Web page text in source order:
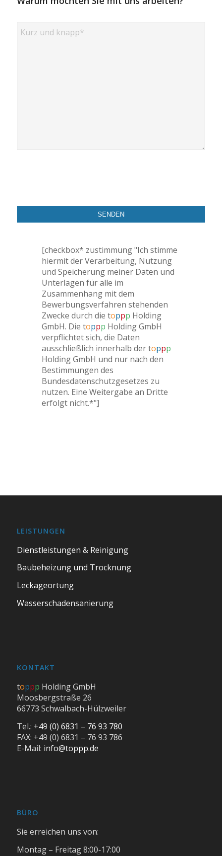
[checkbox* zustimmung "Ich stimme
hiermit der Verarbeitung, Nutzung
und Speicherung meiner Daten und
Unterlagen für alle im
Zusammenhang mit dem
Bewerbungsverfahren stehenden
Zwecke durch die toppp Holding
GmbH. Die toppp Holding GmbH
verpflichtet sich, die Daten
ausschließlich innerhalb der toppp
Holding GmbH und nur nach den
Bestimmungen des
Bundesdatenschutzgesetzes zu
nutzen. Eine Weitergabe an Dritte
erfolgt nicht.*"]
LEISTUNGEN
Dienstleistungen & Reinigung
Baubeheizung und Trocknung
Leckageortung
Wasserschadensanierung
KONTAKT
toppp Holding GmbH
Moosbergstraße 26
66773 Schwalbach-Hülzweiler
Tel.: +49 (0) 6831 – 76 93 780
FAX: +49 (0) 6831 – 76 93 786
E-Mail: info@toppp.de
BÜRO
Sie erreichen uns von:
Montag – Freitag 8:00-17:00